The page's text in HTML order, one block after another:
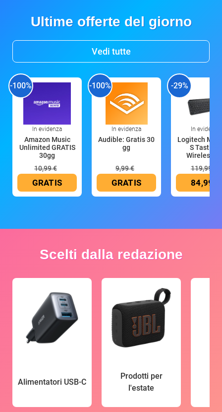
Ultime offerte del giorno
Vedi tutte
-100%
In evidenza
Amazon Music
Unlimited GRATIS
30gg
10,99 €
GRATIS
-100%
In evidenza
Audible: Gratis 30
gg
9,99 €
GRATIS
-29%
In evidenza
Logitech MX
S Tastiera
Wireless
119,99 €
84,99 €
Scelti dalla redazione
Alimentatori USB-C
Prodotti per
l'estate